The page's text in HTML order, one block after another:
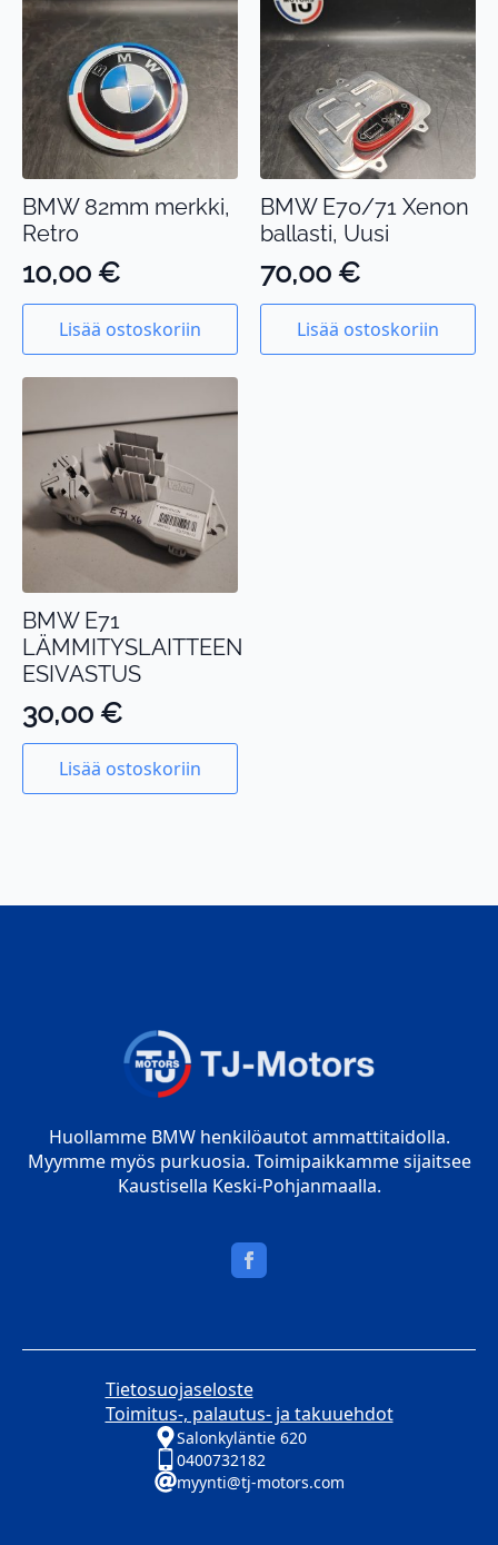
BMW 82mm merkki,
Retro
10,00 €
Lisää ostoskoriin
BMW E70/71 Xenon
ballasti, Uusi
70,00 €
Lisää ostoskoriin
BMW E71
LÄMMITYSLAITTEEN
ESIVASTUS
30,00 €
Lisää ostoskoriin
Huollamme BMW henkilöautot ammattitaidolla.
Myymme myös purkuosia. Toimipaikkamme sijaitsee
Kaustisella Keski-Pohjanmaalla.
Tietosuojaseloste
Toimitus-, palautus- ja takuuehdot
Salonkyläntie 620
0400732182
myynti@tj-motors.com